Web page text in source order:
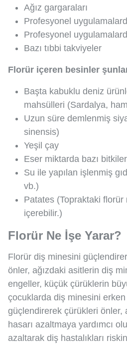
Ağız gargaraları
Profesyonel
Profesyonel
Bazı tıbbi takviyeler
Florür içeren besinler
Başta kabuklu deniz
mahsülleri (Sardalya,
Uzun süre demlenmiş
sinensis)
Yeşil çay
Eser miktarda bazı
Su ile yapılan işlenmiş
vb.)
Patates (Topraktaki florür
içerebilir.)
Florür Ne İşe Yarar?
Florür diş minesini
önler, ağızdaki asitlerin diş
engeller, küçük çürüklerin
çocuklarda diş minesini
güçlendirerek çürükleri önler,
hasarı azaltmaya yardımcı
azaltarak diş hastalıkları